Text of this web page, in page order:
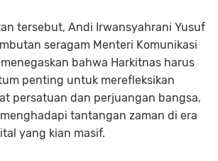
tersebut, Andi Irwansyahrani Yusuf
seragam Menteri Komunikasi
bahwa Harkitnas harus
penting untuk merefleksikan
persatuan dan perjuangan bangsa,
tantangan zaman di era
yang kian masif.